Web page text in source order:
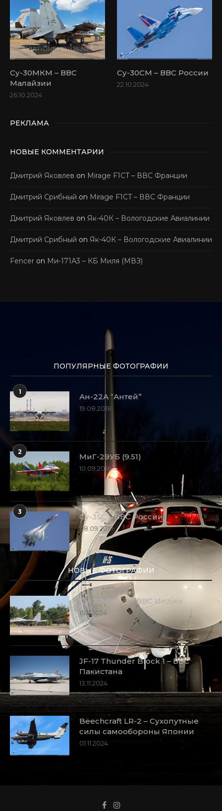
Су-30МКМ – ВВС
Малайзии
26.10.2024
Су-30СМ – ВВС России
22.10.2024
РЕКЛАМА
НОВЫЕ КОММЕНТАРИИ
Дмитрий Яковлев on Mirage F1CT – ВВС Франции
Дмитрий Срибный on Mirage F1CT – ВВС Франции
Дмитрий Яковлев on Як-40К – Вологодские Авиалинии
Дмитрий Срибный on Як-40К – Вологодские Авиалинии
Fencer on Ми-171А3 – КБ Миля (МВЗ)
ПОПУЛЯРНЫЕ ФОТОГРАФИИ
1
Ан-22А “Антей”
19.08.2018
2
МиГ-29УБ (9.51)
10.09.2018
3
Су-35С – ВВС России
08.09.2019
НОВЫЕ ФОТОГРАФИИ
Су-30МКИ-3 – ВВС Индии
15.11.2024
JF-17 Thunder Block 1 – ВВС
Пакистана
13.11.2024
Beechcraft LR-2 – Сухопутные
силы самообороны Японии
01.11.2024